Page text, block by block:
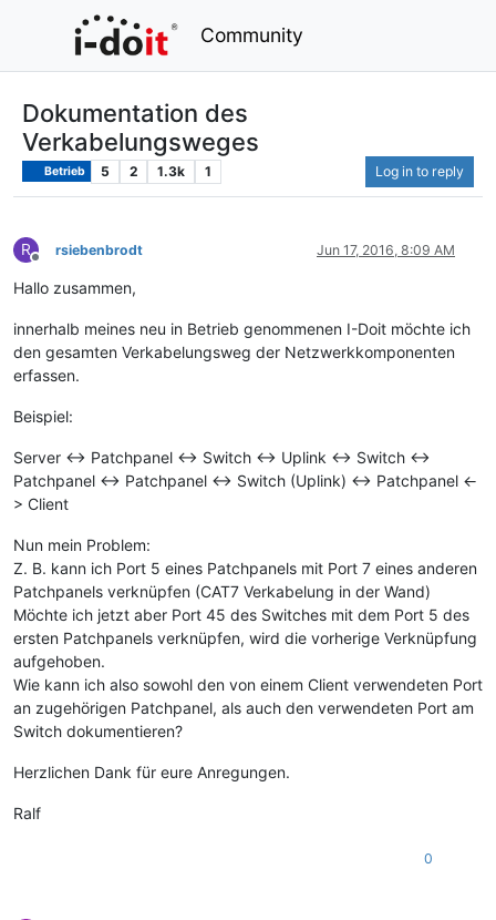
Community
Dokumentation des
Verkabelungsweges
Betrieb 5 2 1.3k 1 Log in to reply
R
Offline
rsiebenbrodt Jun 17, 2016, 8:09 AM
Hallo zusammen,
innerhalb meines neu in Betrieb genommenen I-Doit möchte ich
den gesamten Verkabelungsweg der Netzwerkkomponenten
erfassen.
Beispiel:
Server <-> Patchpanel <-> Switch <-> Uplink <-> Switch <->
Patchpanel <-> Patchpanel <-> Switch (Uplink) <-> Patchpanel <-
> Client
Nun mein Problem:
Z. B. kann ich Port 5 eines Patchpanels mit Port 7 eines anderen
Patchpanels verknüpfen (CAT7 Verkabelung in der Wand)
Möchte ich jetzt aber Port 45 des Switches mit dem Port 5 des
ersten Patchpanels verknüpfen, wird die vorherige Verknüpfung
aufgehoben.
Wie kann ich also sowohl den von einem Client verwendeten Port
an zugehörigen Patchpanel, als auch den verwendeten Port am
Switch dokumentieren?
Herzlichen Dank für eure Anregungen.
Ralf
0